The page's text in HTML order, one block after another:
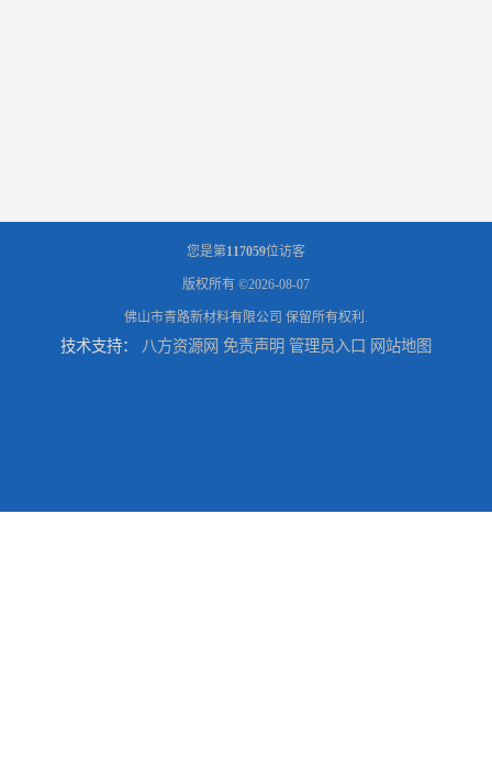
您是第117059位访客
版权所有 ©2026-08-07
佛山市青路新材料有限公司 保留所有权利.
技术支持： 八方资源网 免责声明 管理员入口 网站地图